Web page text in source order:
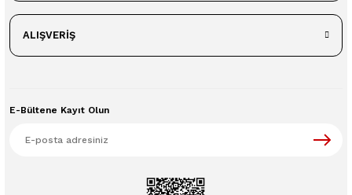
ALIŞVERİŞ
E-Bültene Kayıt Olun